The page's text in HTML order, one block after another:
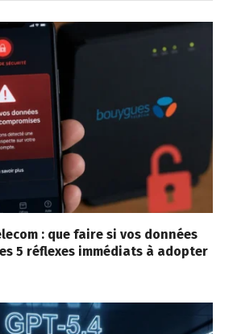
: que faire si vos données
5 réflexes immédiats à adopter